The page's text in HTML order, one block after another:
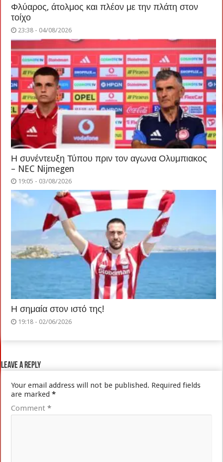
Φλύαρος, άτολμος και πλέον με την πλάτη στον
τοίχο
23:38 - 04/08/2026
Η συνέντευξη Τύπου πριν τον αγωνα Ολυμπιακος
– NEC Nijmegen
19:05 - 03/08/2026
Η σημαία στον ιστό της!
19:18 - 02/06/2026
Leave a Reply
Your email address will not be published. Required fields
are marked*
Comment*